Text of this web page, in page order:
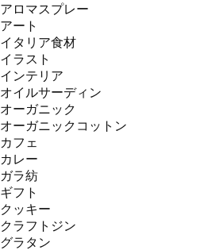
アロマスプレー
アート
イタリア食材
イラスト
インテリア
オイルサーディン
オーガニック
オーガニックコットン
カフェ
カレー
ガラ紡
ギフト
クッキー
クラフトジン
グラタン